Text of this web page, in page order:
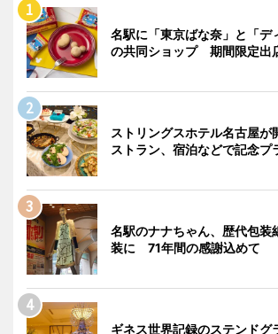
名駅に「東京ばな奈」と「デ
の共同ショップ 期間限定出
ストリングスホテル名古屋
ストラン、宿泊などで記念プ
名駅のナナちゃん、歴代包装
装に 71年間の感謝込めて
ギネス世界記録のステンド